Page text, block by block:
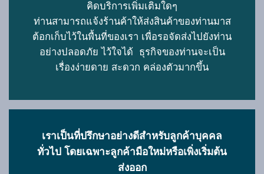
คิดบริการเพิ่มเติมใดๆ
ท่านสามารถแจ้งร้านค้าให้ส่งสินค้าของท่านมาส
ต้อกเก็บไว้ในพื้นที่ของเรา เพื่อรอจัดส่งไปยังท่าน
อย่างปลอดภัย ไว้ใจได้ ธุรกิจของท่านจะเป็น
เรื่องง่ายดาย สะดวก คล่องตัวมากขึ้น
เราเป็นที่ปรึกษาอย่างดีสำหรับลูกค้าบุคคล
ทั่วไป โดยเฉพาะลูกค้ามือใหม่หรือเพิ่งเริ่มต้น
ส่งออก